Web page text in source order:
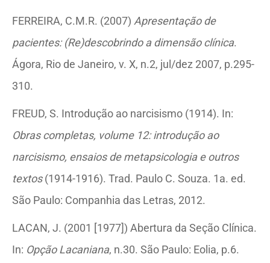
FERREIRA, C.M.R. (2007) Apresentação de
pacientes: (Re)descobrindo a dimensão clínica.
Ágora, Rio de Janeiro, v. X, n.2, jul/dez 2007, p.295-
310.
FREUD, S. Introdução ao narcisismo (1914). In:
Obras completas, volume 12: introdução ao
narcisismo, ensaios de metapsicologia e outros
textos(1914-1916). Trad. Paulo C. Souza. 1a. ed.
São Paulo: Companhia das Letras, 2012.
LACAN, J. (2001 [1977]) Abertura da Seção Clínica.
In: Opção Lacaniana, n.30. São Paulo: Eolia, p.6.